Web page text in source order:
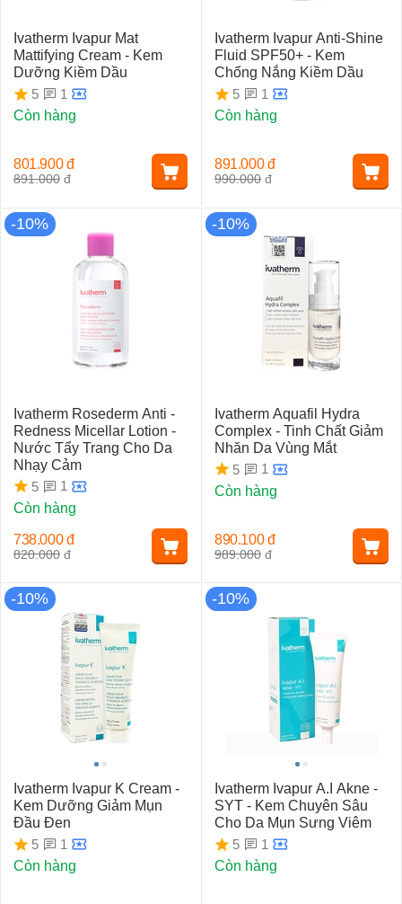
Ivatherm Ivapur Mat
Mattifying Cream - Kem
Dưỡng Kiềm Dầu
5
1
Còn hàng
891.000 đ
801.900 đ
Ivatherm Ivapur Anti-Shine
Fluid SPF50+ - Kem
Chống Nắng Kiềm Dầu
5
1
Còn hàng
990.000 đ
891.000 đ
-10%
Ivatherm Rosederm Anti -
Redness Micellar Lotion -
Nước Tẩy Trang Cho Da
Nhạy Cảm
5
1
Còn hàng
820.000 đ
738.000 đ
-10%
Ivatherm Aquafil Hydra
Complex - Tinh Chất Giảm
Nhăn Da Vùng Mắt
5
1
Còn hàng
989.000 đ
890.100 đ
-10%
Ivatherm Ivapur K Cream -
Kem Dưỡng Giảm Mụn
Đầu Đen
5
1
Còn hàng
-10%
Ivatherm Ivapur A.I Akne -
SYT - Kem Chuyên Sâu
Cho Da Mụn Sưng Viêm
5
1
Còn hàng